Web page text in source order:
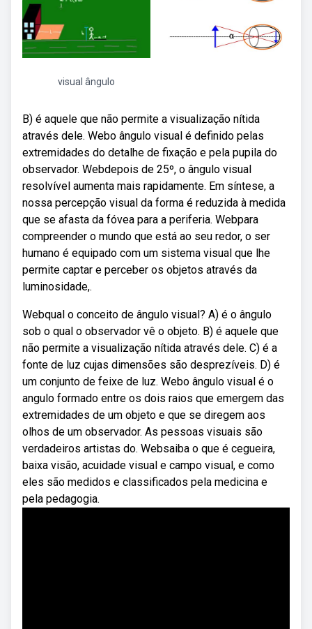
visual ângulo
B) é aquele que não permite a visualização nítida
através dele. Webo ângulo visual é definido pelas
extremidades do detalhe de fixação e pela pupila do
observador. Webdepois de 25º, o ângulo visual
resolvível aumenta mais rapidamente. Em síntese, a
nossa percepção visual da forma é reduzida à medida
que se afasta da fóvea para a periferia. Webpara
compreender o mundo que está ao seu redor, o ser
humano é equipado com um sistema visual que lhe
permite captar e perceber os objetos através da
luminosidade,.
Webqual o conceito de ângulo visual? A) é o ângulo
sob o qual o observador vê o objeto. B) é aquele que
não permite a visualização nítida através dele. C) é a
fonte de luz cujas dimensões são desprezíveis. D) é
um conjunto de feixe de luz. Webo ângulo visual é o
angulo formado entre os dois raios que emergem das
extremidades de um objeto e que se diregem aos
olhos de um observador. As pessoas visuais são
verdadeiros artistas do. Websaiba o que é cegueira,
baixa visão, acuidade visual e campo visual, e como
eles são medidos e classificados pela medicina e
pela pedagogia.